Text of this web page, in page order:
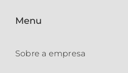
Menu
Sobre a empresa